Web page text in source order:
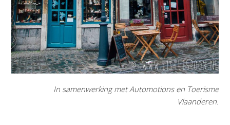
In samenwerking met Automotions en Toerisme
Vlaanderen.